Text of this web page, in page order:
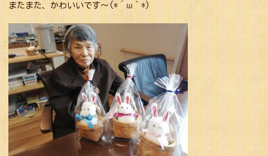
またまた、かわいいです～(*´ω｀*)